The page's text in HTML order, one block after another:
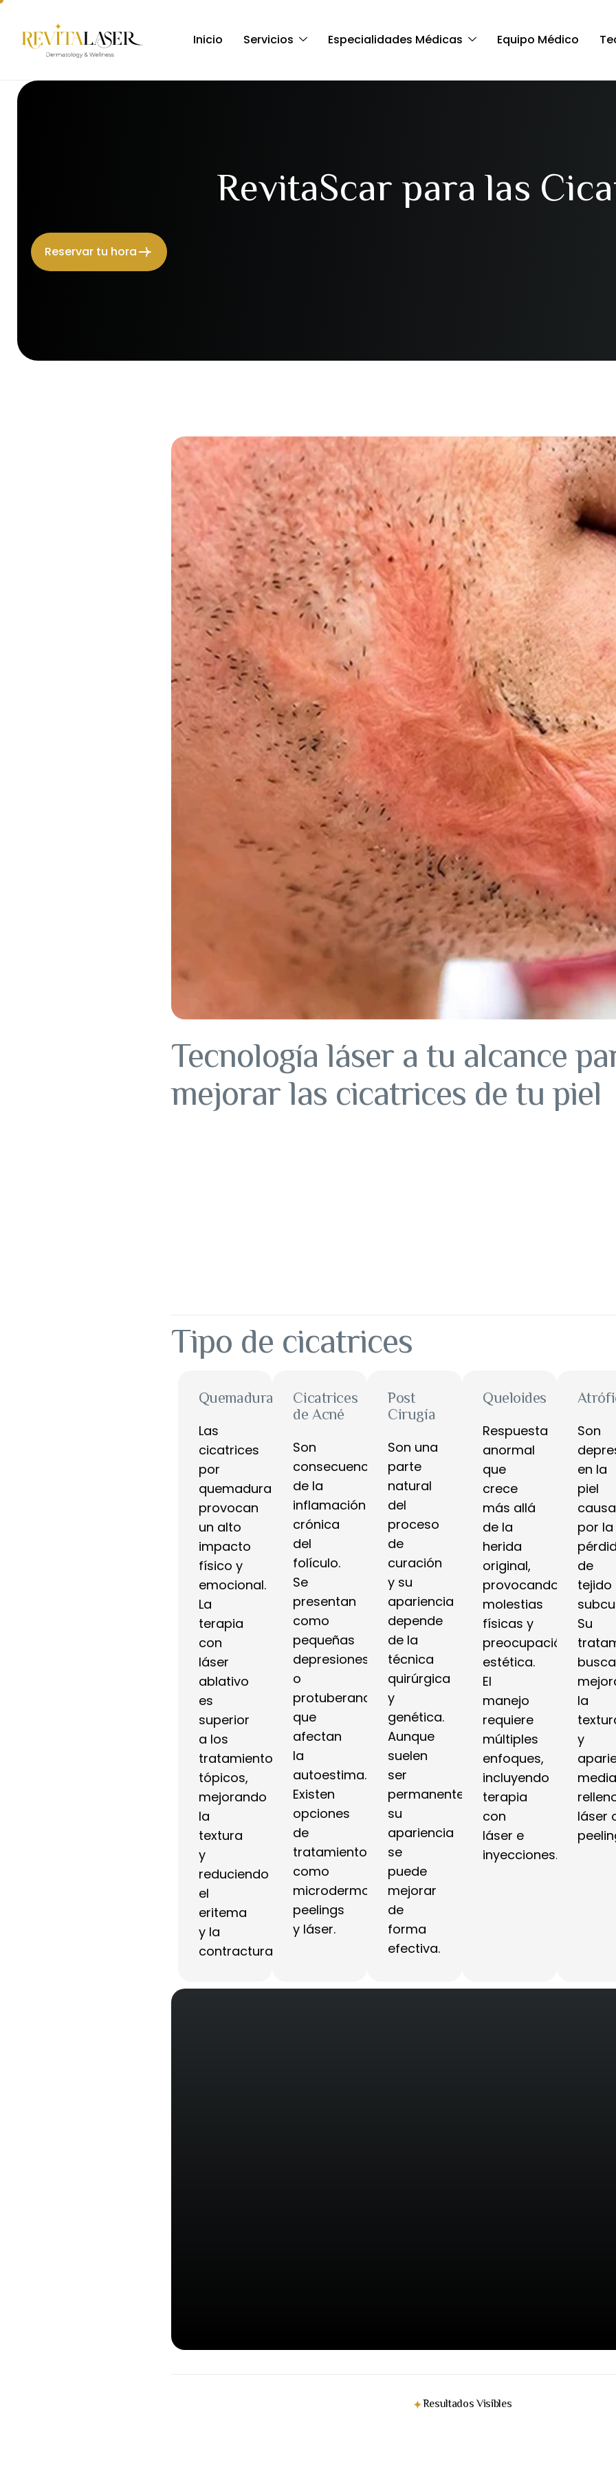
Inicio Servicios Especialidades Médicas Equipo Médico
RevitaScar para las
Reservar tu hora
Tecnología láser a tu alcance
mejorar las cicatrices de tu piel
Tipo de cicatrices
Quemaduras
Las
cicatrices
por
quemaduras
provocan
un alto
impacto
físico y
emocional.
La
terapia
con
láser
ablativo
es
superior
a los
tratamientos
tópicos,
mejorando
la
textura
y
reduciendo
el
eritema
y la
contractura.
Cicatrices
de Acné
Son
consecuencia
de la
inflamación
crónica
del
folículo.
Se
presentan
como
pequeñas
depresiones
o
protuberancias
que
afectan
la
autoestima.
Existen
opciones
de
tratamiento
como
microdermoabrasión,
peelings
y láser.
Post
Cirugía
Son una
parte
natural
del
proceso
de
curación
y su
apariencia
depende
de la
técnica
quirúrgica
y
genética.
Aunque
suelen
ser
permanentes,
su
apariencia
se
puede
mejorar
de
forma
efectiva.
Queloides
Respuesta
anormal
que
crece
más allá
de la
herida
original,
provocando
molestias
físicas y
preocupación
estética.
El
manejo
requiere
múltiples
enfoques,
incluyendo
terapia
con
láser e
inyecciones.
Son
en la
piel
por la
de
tejido
Su
busca
la
y
láser
Resultados Visibles